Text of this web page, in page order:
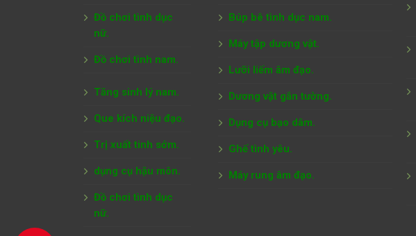
Đồ chơi tình dục
nữ.
Đồ chơi tình nam.
Tăng sinh lý nam.
Que kích niệu đạo.
Trị xuất tinh sớm.
dụng cụ hậu môn.
Đồ chơi tình dục
nữ.
Búp bê tình dục nam.
Máy tập dương vật.
Lưỡi liếm âm đạo.
Dương vật gắn tường.
Dụng cụ bạo dâm.
Ghế tình yêu.
Máy rung âm đạo.